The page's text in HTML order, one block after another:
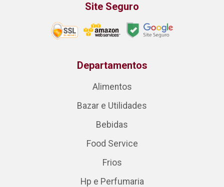
Site Seguro
Departamentos
Alimentos
Bazar e Utilidades
Bebidas
Food Service
Frios
Hp e Perfumaria